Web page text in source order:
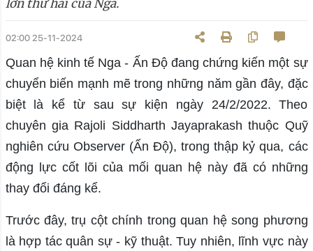
lớn thứ hai của Nga.
02:00 25-11-2024
Quan hệ kinh tế Nga - Ấn Độ đang chứng kiến một sự
chuyển biến mạnh mẽ trong những năm gần đây, đặc
biệt là kể từ sau sự kiện ngày 24/2/2022. Theo
chuyên gia Rajoli Siddharth Jayaprakash thuộc Quỹ
nghiên cứu Observer (Ấn Độ), trong thập kỷ qua, các
động lực cốt lõi của mối quan hệ này đã có những
thay đổi đáng kể.
Trước đây, trụ cột chính trong quan hệ song phương
là hợp tác quân sự - kỹ thuật. Tuy nhiên, lĩnh vực này